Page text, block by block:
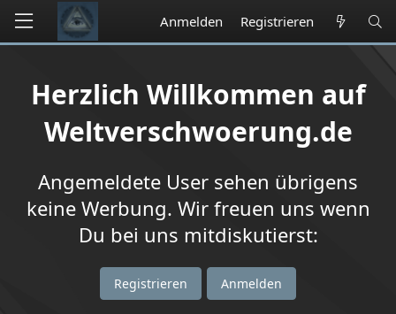
Anmelden Registrieren
Herzlich Willkommen auf
Weltverschwoerung.de
Angemeldete User sehen übrigens
keine Werbung. Wir freuen uns wenn
Du bei uns mitdiskutierst:
Registrieren Anmelden